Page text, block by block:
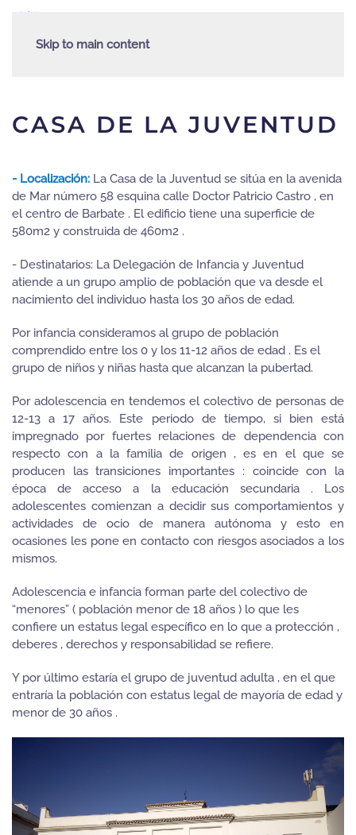
Skip to main content
CASA DE LA JUVENTUD
- Localización: La Casa de la Juventud se sitúa en la avenida
de Mar número 58 esquina calle Doctor Patricio Castro , en
el centro de Barbate . El edificio tiene una superficie de
580m2 y construida de 460m2 .
- Destinatarios: La Delegación de Infancia y Juventud
atiende a un grupo amplio de población que va desde el
nacimiento del individuo hasta los 30 años de edad.
Por infancia consideramos al grupo de población
comprendido entre los 0 y los 11-12 años de edad . Es el
grupo de niños y niñas hasta que alcanzan la pubertad.
Por adolescencia en tendemos el colectivo de personas de
12-13 a 17 años. Este periodo de tiempo, si bien está
impregnado por fuertes relaciones de dependencia con
respecto con a la familia de origen , es en el que se
producen las transiciones importantes : coincide con la
época de acceso a la educación secundaria . Los
adolescentes comienzan a decidir sus comportamientos y
actividades de ocio de manera autónoma y esto en
ocasiones les pone en contacto con riesgos asociados a los
mismos.
Adolescencia e infancia forman parte del colectivo de
“menores” ( población menor de 18 años ) lo que les
confiere un estatus legal específico en lo que a protección ,
deberes , derechos y responsabilidad se refiere.
Y por último estaría el grupo de juventud adulta , en el que
entraría la población con estatus legal de mayoría de edad y
menor de 30 años .